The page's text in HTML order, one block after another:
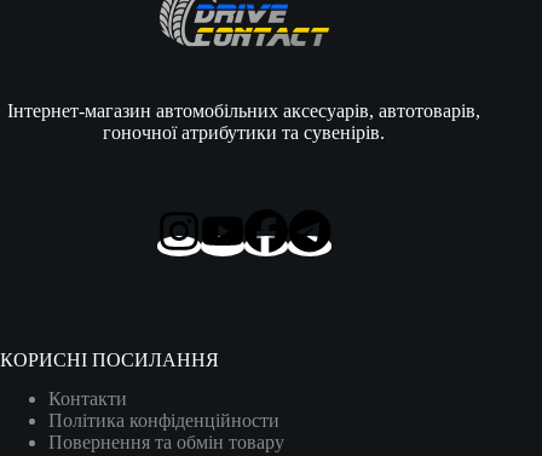
Інтернет-магазин автомобільних аксесуарів, автотоварів,
гоночної атрибутики та сувенірів.
КОРИСНІ ПОСИЛАННЯ
Контакти
Політика конфіденційности
Повернення та обмін товару